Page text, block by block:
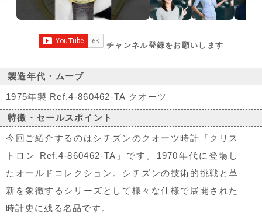
チャンネル登録をお願いします
製造年代・ムーブ
1975年製 Ref.4-860462-TA クオーツ
特徴・セールスポイント
今回ご紹介するのはシチズンのクオーツ時計「クリス
トロン Ref.4-860462-TA」です。1970年代に登場し
たオールドコレクション。シチズンの技術的挑戦と革
新を象徴するシリーズとして様々な仕様で展開された
時計史に残る名品です。